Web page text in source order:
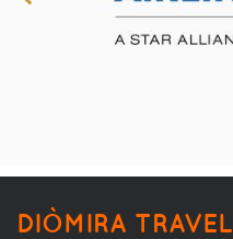
DIÒMIRA TRAVEL